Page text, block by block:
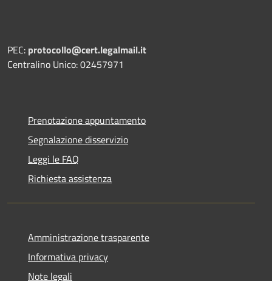
PEC: protocollo@cert.legalmail.it
Centralino Unico: 02457971
Prenotazione appuntamento
Segnalazione disservizio
Leggi le FAQ
Richiesta assistenza
Amministrazione trasparente
Informativa privacy
Note legali